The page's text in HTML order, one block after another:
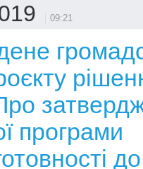
09:21
програми